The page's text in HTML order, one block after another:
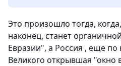
Это произошло тогда,
наконец, станет
Евразии", а Россия , еще
Великого открывшая "окно